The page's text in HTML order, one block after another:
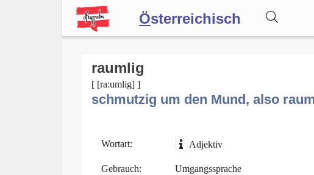
Österreichisch
Forum
Blog
raumlig
[ [ra:umlig] ]
schmutzig um den Mund, also
Wortart: Adjektiv
Gebrauch: Umgangssprache